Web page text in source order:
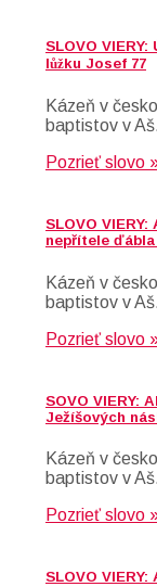
SLOVO
lůžku Josef 77
Kázeň v
baptistov v Aš.
Pozrieť slovo
SLOVO
nepřítele
Kázeň v
baptistov v Aš.
Pozrieť slovo
SOVO VIERY:
Ježíšových
Kázeň v
baptistov v Aš.
Pozrieť slovo
SLOVO